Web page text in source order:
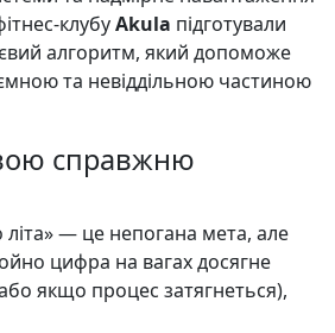
клубуAkula підготували
алгоритм, який допоможе
та невіддільною частиною
справжню
літа» — це непогана мета, але
цифра на вагах досягне
якщо процес затягнеться),